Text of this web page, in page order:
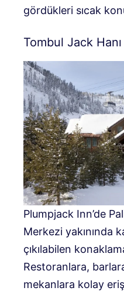
gördükleri sıcak
Tombul Jack Hanı
Plumpjack Inn’de
Merkezi yakınında
çıkılabilen
Restoranlara,
mekanlara kolay